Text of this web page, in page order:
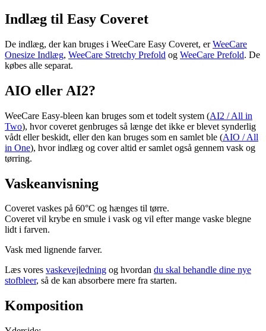
Indlæg til Easy Coveret
De indlæg, der kan bruges i WeeCare Easy Coveret, erWeeCare
Onesize Indlæg, WeeCare Stretchy Prefold og WeeCare Prefold. De
købes alle separat.
AIO eller AI2?
WeeCare Easy-bleen kan bruges som et todelt system (AI2 / All in
Two), hvor coveret genbruges så længe det ikke er blevet synderlig
vådt eller beskidt, eller den kan bruges som en samlet ble (AIO / All
in One), hvor indlæg og cover altid er samlet også gennem vask og
tørring.
Vaskeanvisning
Coveret vaskes på 60°C og hænges til tørre.
Coveret vil krybe en smule i vask og vil efter mange vaske blegne
lidt i farven.
Vask med lignende farver.
Læs vores vaskevejledning og hvordan du skal behandle dine nye
stofbleer, så de kan absorbere mere fra starten.
Komposition